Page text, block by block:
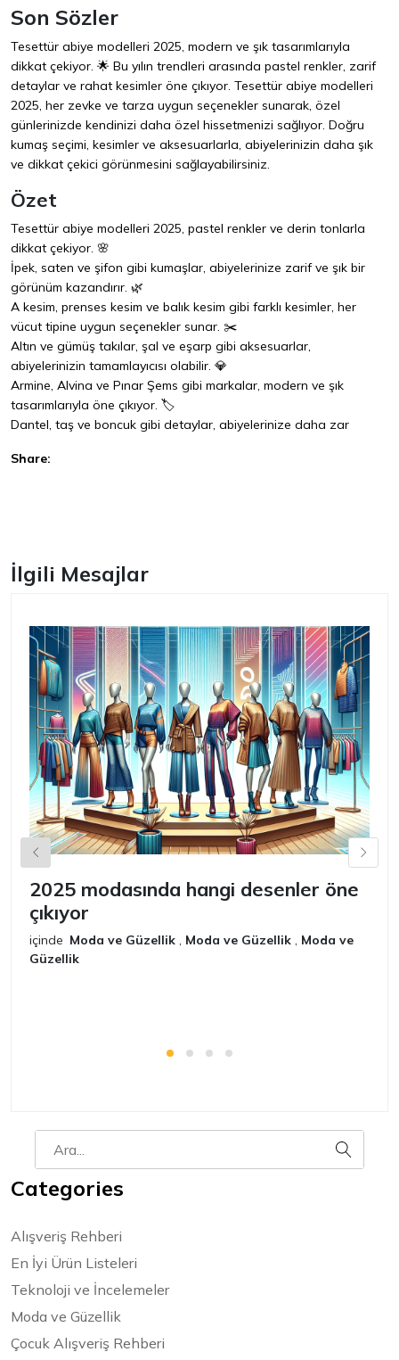
Son Sözler
Tesettür abiye modelleri 2025, modern ve şık tasarımlarıyla
dikkat çekiyor. 🌟 Bu yılın trendleri arasında pastel renkler, zarif
detaylar ve rahat kesimler öne çıkıyor. Tesettür abiye modelleri
2025, her zevke ve tarza uygun seçenekler sunarak, özel
günlerinizde kendinizi daha özel hissetmenizi sağlıyor. Doğru
kumaş seçimi, kesimler ve aksesuarlarla, abiyelerinizin daha şık
ve dikkat çekici görünmesini sağlayabilirsiniz.
Özet
Tesettür abiye modelleri 2025, pastel renkler ve derin tonlarla
dikkat çekiyor. 🌸
İpek, saten ve şifon gibi kumaşlar, abiyelerinize zarif ve şık bir
görünüm kazandırır. 🌿
A kesim, prenses kesim ve balık kesim gibi farklı kesimler, her
vücut tipine uygun seçenekler sunar. ✂️
Altın ve gümüş takılar, şal ve eşarp gibi aksesuarlar,
abiyelerinizin tamamlayıcısı olabilir. 💎
Armine, Alvina ve Pınar Şems gibi markalar, modern ve şık
tasarımlarıyla öne çıkıyor. 🏷️
Dantel, taş ve boncuk gibi detaylar, abiyelerinize daha zar
Share:
İlgili Mesajlar
2025 modasında hangi desenler öne
çıkıyor
içinde Moda ve Güzellik , Moda ve Güzellik , Moda ve
Güzellik
Categories
Alışveriş Rehberi
En İyi Ürün Listeleri
Teknoloji ve İncelemeler
Moda ve Güzellik
Çocuk Alışveriş Rehberi